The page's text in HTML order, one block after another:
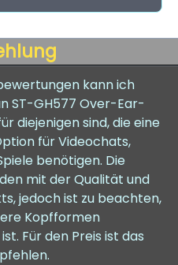
kann ich
ST-GH577 Over-Ear-
diejenigen sind, die eine
für Videochats,
benötigen. Die
mit der Qualität und
jedoch ist zu beachten,
Kopfformen
Für den Preis ist das